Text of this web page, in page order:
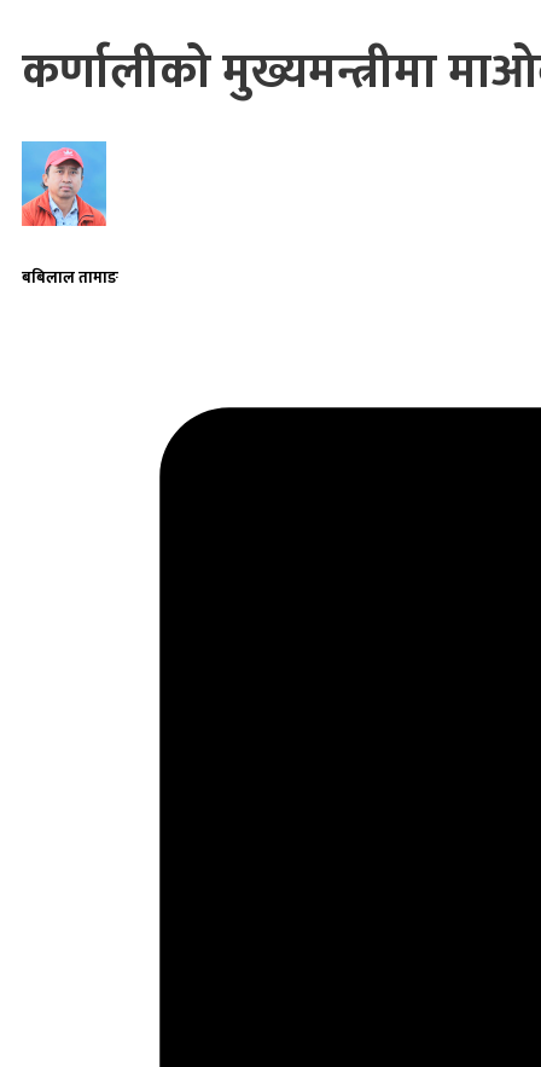
कर्णालीको मुख्यमन्त्रीमा
बबिलाल तामाङ